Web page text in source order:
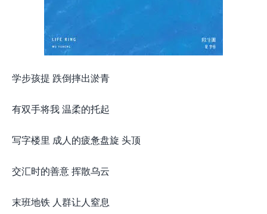
学步孩提 跌倒摔出淤青
有双手将我 温柔的托起
写字楼里 成人的疲惫盘旋 头顶
交汇时的善意 挥散乌云
末班地铁 人群让人窒息